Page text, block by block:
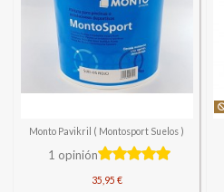
Monto Pavikril ( Montosport Suelos )
1 opinión
35,95 €